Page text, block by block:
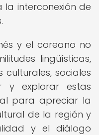
la interconexión de
y el coreano no
lingüísticas,
sociales
y explorar estas
para apreciar la
de la región y
y el diálogo